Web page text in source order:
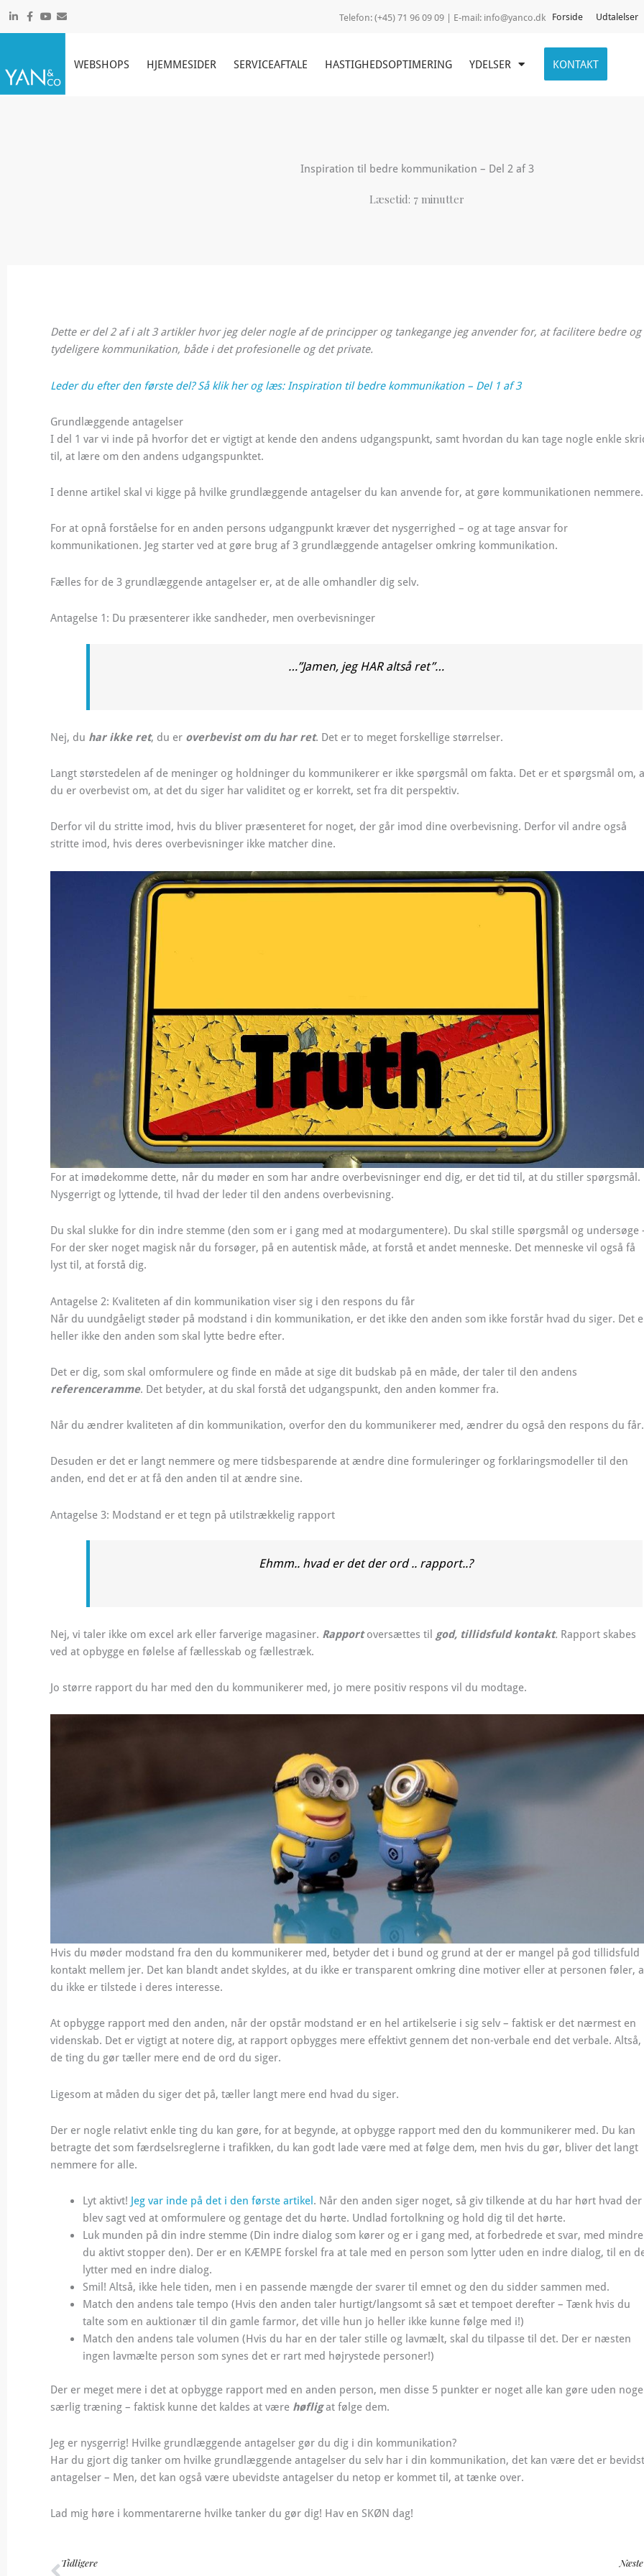
Gå
Telefon:(+45) 71 96 09 09 | E-mail: info@yanco.dk Forside Udtalelser
WEBSHOPS HJEMMESIDER SERVICEAFTALE HASTIGHEDSOPTIMERING YDELSER KONTAKT
Inspiration til bedre kommunikation – Del 2 af 3
Læsetid: 7 minutter
Dette er del 2 af i alt 3 artikler hvor jeg deler nogle af de principper og tankegange jeg anvender for, at facilitere bedre og
tydeligere kommunikation, både i det profesionelle og det private.
Leder du efter den første del? Så klik her og læs: Inspiration til bedre kommunikation – Del 1 af 3
Grundlæggende antagelser
I del 1 var vi inde på hvorfor det er vigtigt at kende den andens udgangspunkt, samt hvordan du kan tage nogle enkle
til, at lære om den andens udgangspunktet.
I denne artikel skal vi kigge på hvilke grundlæggende antagelser du kan anvende for, at gøre kommunikationen nemmere.
For at opnå forståelse for en anden persons udgangpunkt kræver det nysgerrighed – og at tage ansvar for
kommunikationen. Jeg starter ved at gøre brug af 3 grundlæggende antagelser omkring kommunikation.
Fælles for de 3 grundlæggende antagelser er, at de alle omhandler dig selv.
Antagelse 1: Du præsenterer ikke sandheder, men overbevisninger
…”Jamen, jeg HAR altså ret”…
Nej, du har ikke ret, du er overbevist om du har ret. Det er to meget forskellige størrelser.
Langt størstedelen af de meninger og holdninger du kommunikerer er ikke spørgsmål om fakta. Det er et spørgsmål om,
du er overbevist om, at det du siger har validitet og er korrekt, set fra dit perspektiv.
Derfor vil du stritte imod, hvis du bliver præsenteret for noget, der går imod dine overbevisning. Derfor vil andre også
stritte imod, hvis deres overbevisninger ikke matcher dine.
For at imødekomme dette, når du møder en som har andre overbevisninger end dig, er det tid til, at du stiller spørgsmål.
Nysgerrigt og lyttende, til hvad der leder til den andens overbevisning.
Du skal slukke for din indre stemme (den som er i gang med at modargumentere). Du skal stille spørgsmål og undersøge
For der sker noget magisk når du forsøger, på en autentisk måde, at forstå et andet menneske. Det menneske vil også få
lyst til, at forstå dig.
Antagelse 2: Kvaliteten af din kommunikation viser sig i den respons du får
Når du uundgåeligt støder på modstand i din kommunikation, er det ikke den anden som ikke forstår hvad du siger. Det
heller ikke den anden som skal lytte bedre efter.
Det er dig, som skal omformulere og finde en måde at sige dit budskab på en måde, der taler til den andens
referenceramme. Det betyder, at du skal forstå det udgangspunkt, den anden kommer fra.
Når du ændrer kvaliteten af din kommunikation, overfor den du kommunikerer med, ændrer du også den respons du får.
Desuden er det er langt nemmere og mere tidsbesparende at ændre dine formuleringer og forklaringsmodeller til den
anden, end det er at få den anden til at ændre sine.
Antagelse 3: Modstand er et tegn på utilstrækkelig rapport
Ehmm.. hvad er det der ord .. rapport..?
Nej, vi taler ikke om excel ark eller farverige magasiner. Rapportoversættes til god, tillidsfuld kontakt. Rapport skabes
ved at opbygge en følelse af fællesskab og fællestræk.
Jo større rapport du har med den du kommunikerer med, jo mere positiv respons vil du modtage.
Hvis du møder modstand fra den du kommunikerer med, betyder det i bund og grund at der er mangel på god tillidsfuld
kontakt mellem jer. Det kan blandt andet skyldes, at du ikke er transparent omkring dine motiver eller at personen føler,
du ikke er tilstede i deres interesse.
At opbygge rapport med den anden, når der opstår modstand er en hel artikelserie i sig selv – faktisk er det nærmest en
videnskab. Det er vigtigt at notere dig, at rapport opbygges mere effektivt gennem det non-verbale end det verbale. Altså,
de ting du gør tæller mere end de ord du siger.
Ligesom at måden du siger det på, tæller langt mere end hvad du siger.
Der er nogle relativt enkle ting du kan gøre, for at begynde, at opbygge rapport med den du kommunikerer med. Du kan
betragte det som færdselsreglerne i trafikken, du kan godt lade være med at følge dem, men hvis du gør, bliver det langt
nemmere for alle.
Lyt aktivt! Jeg var inde på det i den første artikel. Når den anden siger noget, så giv tilkende at du har hørt hvad der
blev sagt ved at omformulere og gentage det du hørte. Undlad fortolkning og hold dig til det hørte.
Luk munden på din indre stemme (Din indre dialog som kører og er i gang med, at forbedrede et svar, med mindre
du aktivt stopper den). Der er en KÆMPE forskel fra at tale med en person som lytter uden en indre dialog, til en
lytter med en indre dialog.
Smil! Altså, ikke hele tiden, men i en passende mængde der svarer til emnet og den du sidder sammen med.
Match den andens tale tempo (Hvis den anden taler hurtigt/langsomt så sæt et tempoet derefter – Tænk hvis du
talte som en auktionær til din gamle farmor, det ville hun jo heller ikke kunne følge med i!)
Match den andens tale volumen (Hvis du har en der taler stille og lavmælt, skal du tilpasse til det. Der er næsten
ingen lavmælte person som synes det er rart med højrystede personer!)
Der er meget mere i det at opbygge rapport med en anden person, men disse 5 punkter er noget alle kan gøre uden
særlig træning – faktisk kunne det kaldes at være høfligat følge dem.
Jeg er nysgerrig! Hvilke grundlæggende antagelser gør du dig i din kommunikation?
Har du gjort dig tanker om hvilke grundlæggende antagelser du selv har i din kommunikation, det kan være det er
antagelser – Men, det kan også være ubevidste antagelser du netop er kommet til, at tænke over.
Lad mig høre i kommentarerne hvilke tanker du gør dig! Hav en SKØN dag!
Tidligere
Tidligere Næste